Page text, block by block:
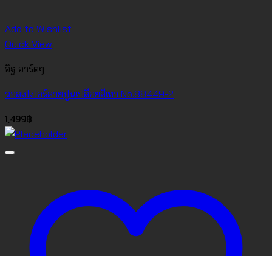
Add to Wishlist
Quick View
อิฐ อาร์ตๆ
วอลเปเปอร์ลายปูนเปลือยสีเทา No.88449-2
1,499฿